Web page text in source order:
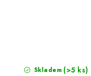
Skladem (>5 ks)